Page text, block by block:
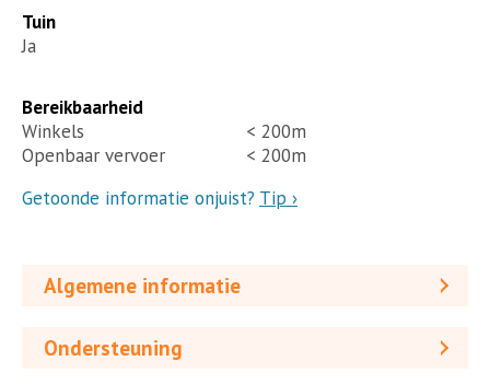
Tuin
Ja
Bereikbaarheid
Winkels
< 200m
Openbaar vervoer
< 200m
Getoonde informatie onjuist? Tip ›
Algemene informatie
Ondersteuning